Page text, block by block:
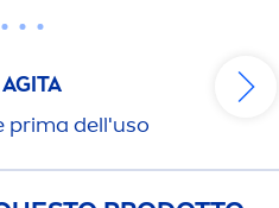
AGITA
prima dell'uso